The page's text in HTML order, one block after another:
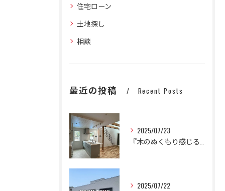
住宅ローン
土地探し
相談
最近の投稿 Recent Posts
2025/07/23
2025/07/22